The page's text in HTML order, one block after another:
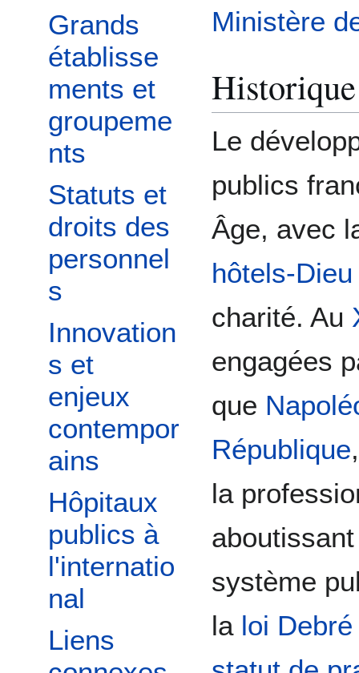
Grands
établisse
ments et
groupeme
nts
Statuts et
droits des
personnel
s
Innovation
s et
enjeux
contempor
ains
Hôpitaux
publics à
l'internatio
nal
Liens
Ministère
Historique
Le
publics
Âge, avec
hôtels-Dieu
charité. Au
engagées
que
République
la
système
la loi